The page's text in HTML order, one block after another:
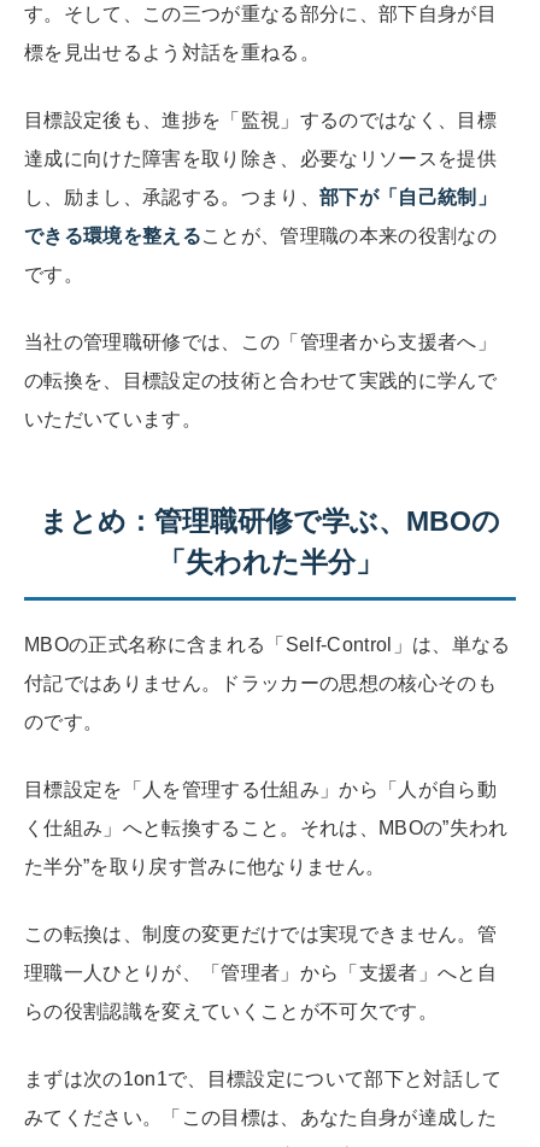
す。そして、この三つが重なる部分に、部下自身が目
標を見出せるよう対話を重ねる。
目標設定後も、進捗を「監視」するのではなく、目標
達成に向けた障害を取り除き、必要なリソースを提供
し、励まし、承認する。つまり、 部下が「自己統制」
できる環境を整えることが、管理職の本来の役割なの
です。
当社の管理職研修では、この「管理者から支援者へ」
の転換を、目標設定の技術と合わせて実践的に学んで
いただいています。
まとめ：管理職研修で学ぶ、MBOの
「失われた半分」
MBOの正式名称に含まれる「Self-Control」は、単なる
付記ではありません。ドラッカーの思想の核心そのも
のです。
目標設定を「人を管理する仕組み」から「人が自ら動
く仕組み」へと転換すること。それは、MBOの”失われ
た半分”を取り戻す営みに他なりません。
この転換は、制度の変更だけでは実現できません。管
理職一人ひとりが、「管理者」から「支援者」へと自
らの役割認識を変えていくことが不可欠です。
まずは次の1on1で、目標設定について部下と対話して
みてください。「この目標は、あなた自身が達成した